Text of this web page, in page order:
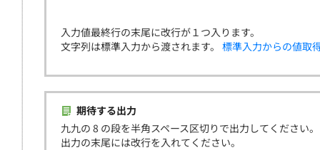
入力値最終行の末尾に改行が１つ入ります。
文字列は標準入力から渡されます。 標準入力からの値取
期待する出力
九九の 8 の段を半角スペース区切りで出力してください。
出力の末尾には改行を入れてください。